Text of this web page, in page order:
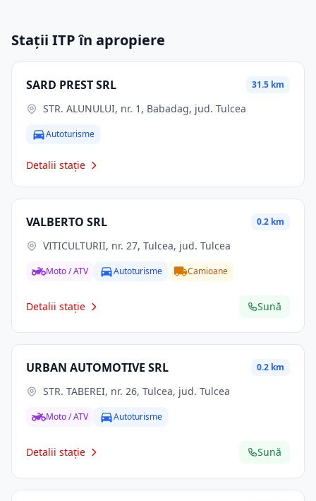
Stații ITP în apropiere
SARD PREST SRL 31.5 km
STR. ALUNULUI, nr. 1, Babadag, jud. Tulcea
Autoturisme
Detalii stație
VALBERTO SRL 0.2 km
VITICULTURII, nr. 27, Tulcea, jud. Tulcea
Moto / ATV Autoturisme Camioane
Detalii stație Sună
URBAN AUTOMOTIVE SRL 0.2 km
STR. TABEREI, nr. 26, Tulcea, jud. Tulcea
Moto / ATV Autoturisme
Detalii stație Sună